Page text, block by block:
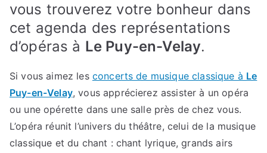
vous trouverez votre bonheur dans
cet agenda des représentations
d’opéras à Le Puy-en-Velay.
Si vous aimez les concerts de musique classique à Le
Puy-en-Velay, vous apprécierez assister à un opéra
ou une opérette dans une salle près de chez vous.
L’opéra réunit l’univers du théâtre, celui de la musique
classique et du chant : chant lyrique, grands airs